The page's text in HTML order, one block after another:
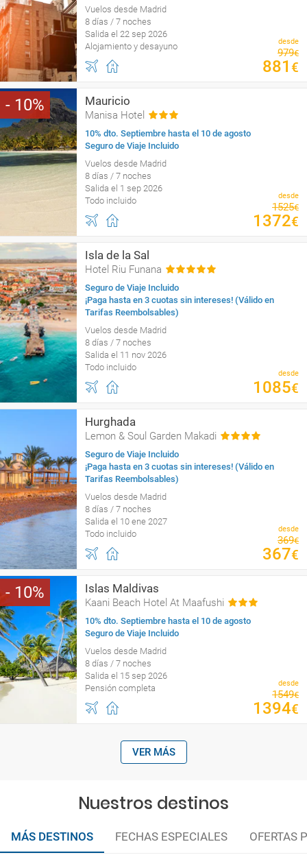
Vuelos desde Madrid
8 días / 7 noches
Salida el 22 sep 2026
Alojamiento y desayuno
desde
979€
881 €
10 Mauricio
Manisa Hotel
10% dto. Septiembre hasta el 10 de agosto
Seguro de Viaje Incluido
Vuelos desde Madrid
8 días / 7 noches
Salida el 1 sep 2026
Todo incluido
desde
1525€
1372€
Isla de la Sal
Hotel Riu Funana
Seguro de Viaje Incluido
¡Paga hasta en 3 cuotas sin intereses! (Válido en
Tarifas Reembolsables)
Vuelos desde Madrid
8 días / 7 noches
Salida el 11 nov 2026
Todo incluido
desde
1085€
Hurghada
Lemon & Soul Garden Makadi
Seguro de Viaje Incluido
¡Paga hasta en 3 cuotas sin intereses! (Válido en
Tarifas Reembolsables)
Vuelos desde Madrid
8 días / 7 noches
Salida el 10 ene 2027
Todo incluido
desde
369€
367€
10 Islas Maldivas
Kaani Beach Hotel At Maafushi
10% dto. Septiembre hasta el 10 de agosto
Seguro de Viaje Incluido
Vuelos desde Madrid
8 días / 7 noches
Salida el 15 sep 2026
Pensión completa
desde
1549€
1394€
VER MÁS
Nuestros destinos
MÁS DESTINOS FECHAS ESPECIALES OFERTAS